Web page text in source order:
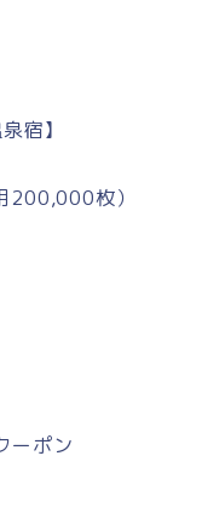
宿】
200,000枚）
ーポン